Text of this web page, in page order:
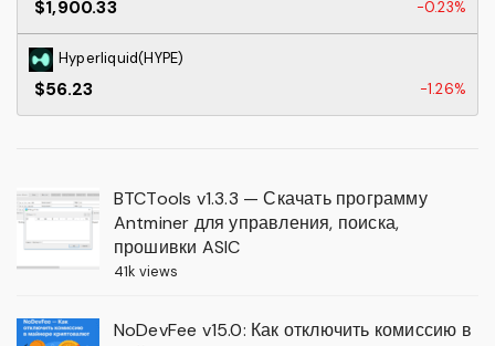
$1,900.33 -0.23%
Hyperliquid(HYPE)
$56.23 -1.26%
BTCTools v1.3.3 — Скачать программу
Antminer для управления, поиска,
прошивки ASIC
41k views
NoDevFee v15.0: Как отключить комиссию в